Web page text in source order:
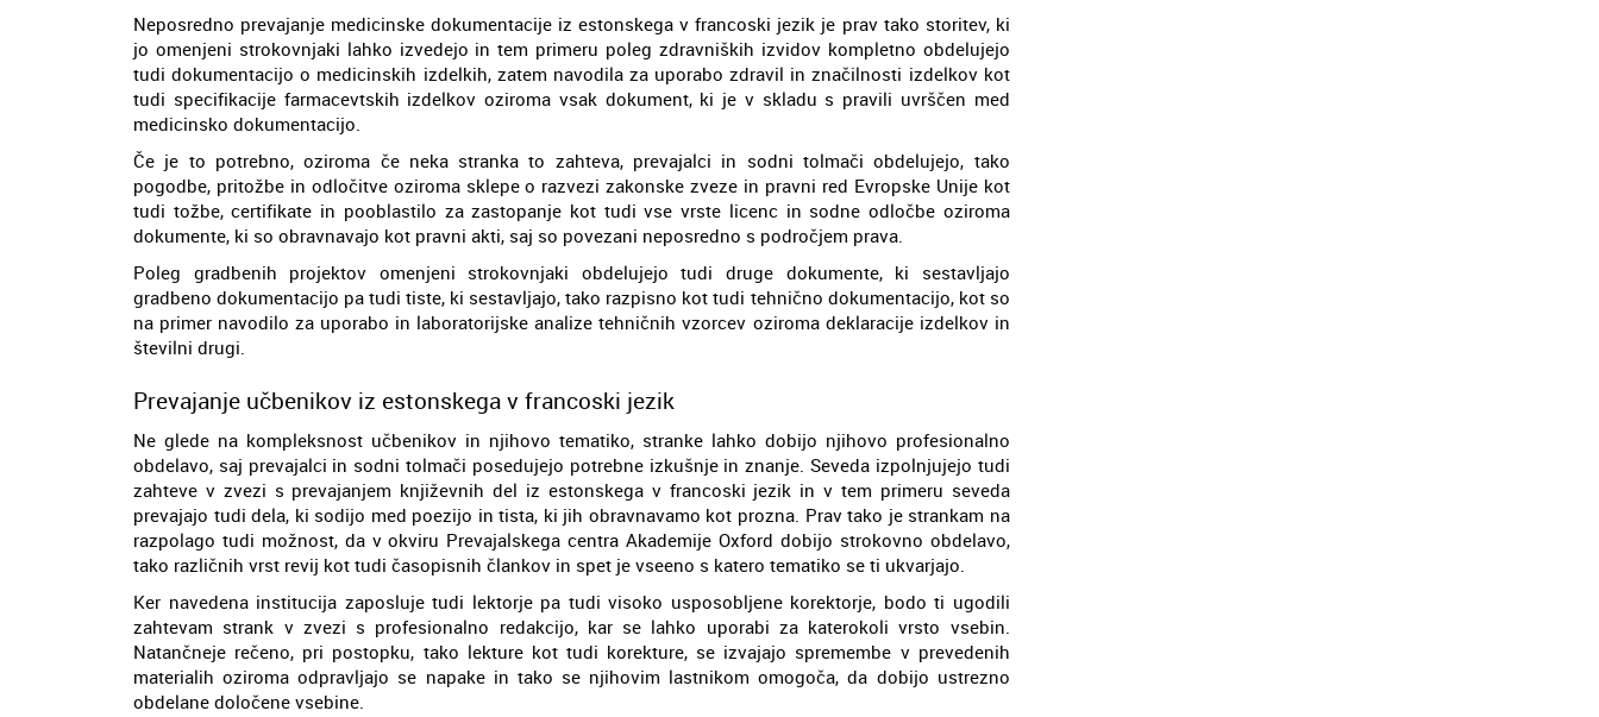
Neposredno prevajanje medicinske dokumentacije iz estonskega v francoski jezik je prav tako storitev, ki
jo omenjeni strokovnjaki lahko izvedejo in tem primeru poleg zdravniških izvidov kompletno obdelujejo
tudi dokumentacijo o medicinskih izdelkih, zatem navodila za uporabo zdravil in značilnosti izdelkov kot
tudi specifikacije farmacevtskih izdelkov oziroma vsak dokument, ki je v skladu s pravili uvrščen med
medicinsko dokumentacijo.
Če je to potrebno, oziroma če neka stranka to zahteva, prevajalci in sodni tolmači obdelujejo, tako
pogodbe, pritožbe in odločitve oziroma sklepe o razvezi zakonske zveze in pravni red Evropske Unije kot
tudi tožbe, certifikate in pooblastilo za zastopanje kot tudi vse vrste licenc in sodne odločbe oziroma
dokumente, ki so obravnavajo kot pravni akti, saj so povezani neposredno s področjem prava.
Poleg gradbenih projektov omenjeni strokovnjaki obdelujejo tudi druge dokumente, ki sestavljajo
gradbeno dokumentacijo pa tudi tiste, ki sestavljajo, tako razpisno kot tudi tehnično dokumentacijo, kot so
na primer navodilo za uporabo in laboratorijske analize tehničnih vzorcev oziroma deklaracije izdelkov in
številni drugi.
Prevajanje učbenikov iz estonskega v francoski jezik
Ne glede na kompleksnost učbenikov in njihovo tematiko, stranke lahko dobijo njihovo profesionalno
obdelavo, saj prevajalci in sodni tolmači posedujejo potrebne izkušnje in znanje. Seveda izpolnjujejo tudi
zahteve v zvezi s prevajanjem književnih del iz estonskega v francoski jezik in v tem primeru seveda
prevajajo tudi dela, ki sodijo med poezijo in tista, ki jih obravnavamo kot prozna. Prav tako je strankam na
razpolago tudi možnost, da v okviru Prevajalskega centra Akademije Oxford dobijo strokovno obdelavo,
tako različnih vrst revij kot tudi časopisnih člankov in spet je vseeno s katero tematiko se ti ukvarjajo.
Ker navedena institucija zaposluje tudi lektorje pa tudi visoko usposobljene korektorje, bodo ti ugodili
zahtevam strank v zvezi s profesionalno redakcijo, kar se lahko uporabi za katerokoli vrsto vsebin.
Natančneje rečeno, pri postopku, tako lekture kot tudi korekture, se izvajajo spremembe v prevedenih
materialih oziroma odpravljajo se napake in tako se njihovim lastnikom omogoča, da dobijo ustrezno
obdelane določene vsebine.